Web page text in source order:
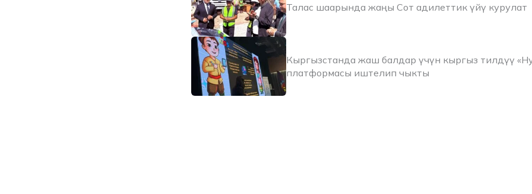
Талас шаарында жаңы Сот адилеттик үйү курулат
Кыргызстанда жаш балдар үчүн кыргыз тилдүү
платформасы иштелип чыкты